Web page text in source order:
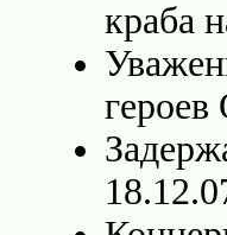
краба
героев